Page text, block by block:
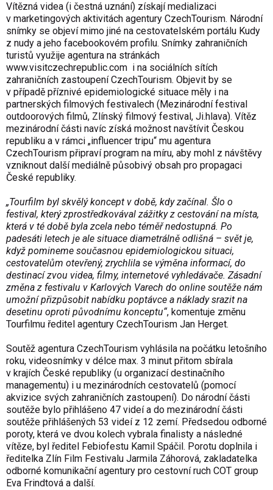
Vítězná videa (i čestná uznání) získají medializaci
v marketingových aktivitách agentury CzechTourism. Národní
snímky se objeví mimo jiné na cestovatelském portálu Kudy
z nudy a jeho facebookovém profilu. Snímky zahraničních
turistů využije agentura na stránkách
www.visitczechrepublic.com i na sociálních sítích
zahraničních zastoupení CzechTourism. Objevit by se
v případě příznivé epidemiologické situace měly i na
partnerských filmových festivalech (Mezinárodní festival
outdoorových filmů, Zlínský filmový festival, Ji.hlava). Vítěz
mezinárodní části navíc získá možnost navštívit Českou
republiku a v rámci „influencer tripu“ mu agentura
CzechTourism připraví program na míru, aby mohl z návštěvy
vzniknout další mediálně působivý obsah pro propagaci
České republiky.
„Tourfilm byl skvělý koncept v době, kdy začínal. Šlo o
festival, který zprostředkovával zážitky z cestování na místa,
která v té době byla zcela nebo téměř nedostupná. Po
padesáti letech je ale situace diametrálně odlišná – svět je,
když pomineme současnou epidemiologickou situaci,
cestovatelům otevřený, zrychlila se výměna informací, do
destinací zvou videa, filmy, internetové vyhledávače. Zásadní
změna z festivalu v Karlových Varech do online soutěže nám
umožní přizpůsobit nabídku poptávce a náklady srazit na
desetinu oproti původnímu konceptu“, komentuje změnu
Tourfilmu ředitel agentury CzechTourism Jan Herget.
Soutěž agentura CzechTourism vyhlásila na počátku letošního
roku, videosnímky v délce max. 3 minut přitom sbírala
v krajích České republiky (u organizací destinačního
managementu) i u mezinárodních cestovatelů (pomocí
akvizice svých zahraničních zastoupení). Do národní části
soutěže bylo přihlášeno 47 videí a do mezinárodní části
soutěže přihlášených 53 videí z 12 zemí. Předsedou odborné
poroty, která ve dvou kolech vybrala finalisty a následné
vítěze, byl ředitel Febiofestu Kamil Spáčil. Porotu doplnila i
ředitelka Zlín Film Festivalu Jarmila Záhorová, zakladatelka
odborné komunikační agentury pro cestovní ruch COT group
Eva Frindtová a další.